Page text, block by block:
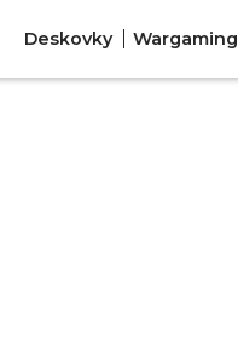
Deskovky Wargaming